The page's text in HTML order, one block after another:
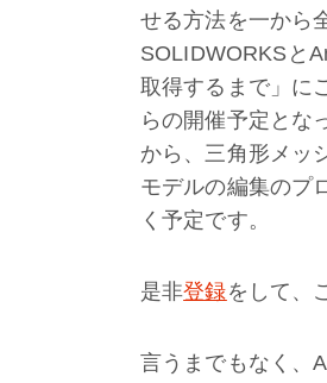
せる方法を一から
SOLIDWORKSと
取得するまで」に
らの開催予定とな
から、三角形メッ
モデルの編集のプ
く予定です。
是非登録をして、
言うまでもなく、